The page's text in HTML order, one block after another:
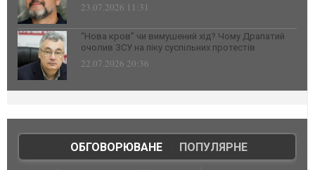
23.07.2026 11:31
“Нова кров” чи вимушений хід? Чому Драпатий
очолив ЗСУ на піку суспільних протестів
22.07.2026 20:36
ОБГОВОРЮВАНЕ| ПОПУЛЯРНЕ